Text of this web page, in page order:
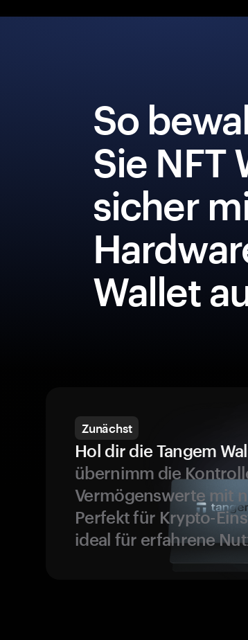
So
Sie NFT
sicher
Wallet
Zunächst
Hol dir die Tangem
übernimm die
Vermögenswerte mit
Perfekt für Krypto-
ideal für erfahrene